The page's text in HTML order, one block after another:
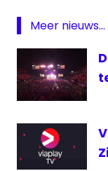
van
Gerwen
RTL7
open
open
Meer nieuws...